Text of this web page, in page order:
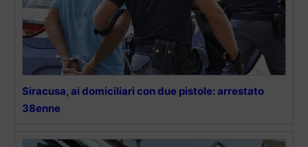
Siracusa, ai domiciliari con due pistole: arrestato
38enne